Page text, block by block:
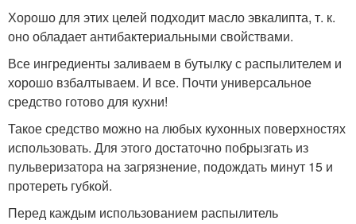
Хорошо для этих целей подходит масло эвкалипта, т. к.
оно обладает антибактериальными свойствами.
Все ингредиенты заливаем в бутылку с распылителем и
хорошо взбалтываем. И все. Почти универсальное
средство готово для кухни!
Такое средство можно на любых кухонных поверхностях
использовать. Для этого достаточно побрызгать из
пульверизатора на загрязнение, подождать минут 15 и
протереть губкой.
Перед каждым использованием распылитель